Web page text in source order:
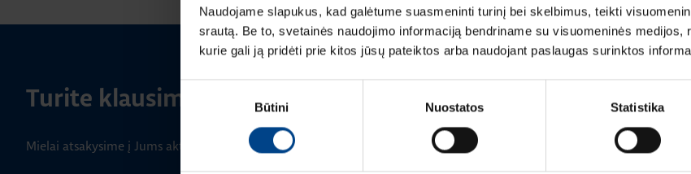
Naudojame slapukus, kad galėtume suasmeninti turinį bei skelbimus, teikti
srautą. Be to, svetainės naudojimo informaciją bendriname su visuomeninės medijos,
kurie gali ją pridėti prie kitos jūsų pateiktos arba naudojant paslaugas surinktos
pasirinkimas
Būtini Nuostatos Statistika
Turite klausimų? Susisiekite
Mielai atsakysime į Jums aktualius klausimus.